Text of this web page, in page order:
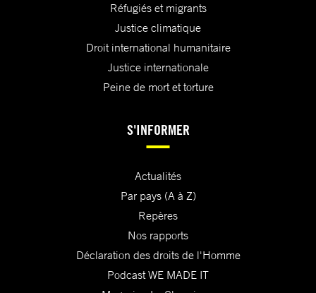
Réfugiés et migrants
Justice climatique
Droit international humanitaire
Justice internationale
Peine de mort et torture
S'INFORMER
Actualités
Par pays (A à Z)
Repères
Nos rapports
Déclaration des droits de l'Homme
Podcast WE MADE IT